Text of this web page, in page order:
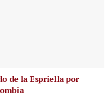
de la Espriella por